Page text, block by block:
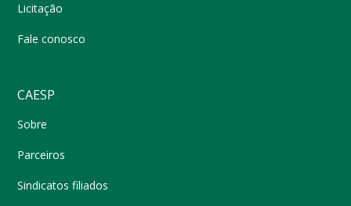
Licitação
Fale conosco
CAESP
Sobre
Parceiros
Sindicatos filiados